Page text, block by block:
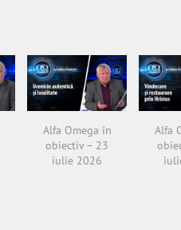
Alfa Omega în
obiectiv – 23
iulie 2026
Alfa